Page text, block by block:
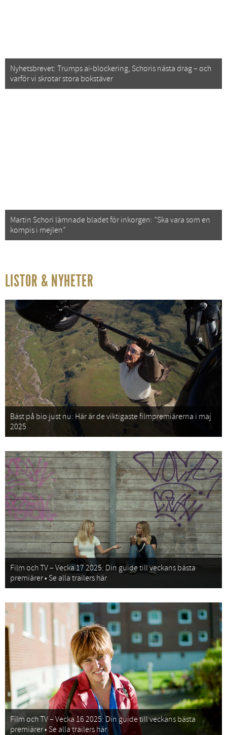
Nyhetsbrevet: Trumps ai-blockering, Schoris nästa drag – och
varför vi skrotar stora bokstäver
Martin Schori lämnade bladet för inkorgen: ”Ska vara som en
kompis i mejlen”
LISTOR & NYHETER
Bäst på bio just nu: Här är de viktigaste filmpremiärerna i maj
2025
Film och TV – Vecka 17 2025: Din guide till veckans bästa
premiärer • Se alla trailers här
Film och TV – Vecka 16 2025: Din guide till veckans bästa
premiärer • Se alla trailers här